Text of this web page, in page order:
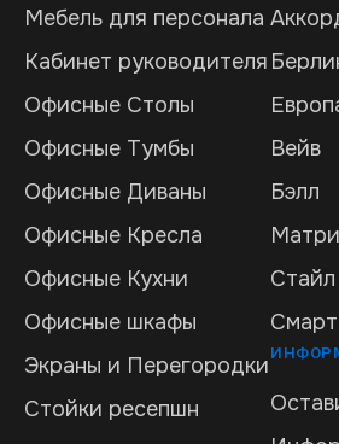
Мебель для персонала
Кабинет руководителя
Офисные Столы
Офисные Тумбы
Офисные Диваны
Офисные Кресла
Офисные Кухни
Офисные шкафы
Экраны и Перегородки
Стойки ресепшн
Вейв
Бэлл
Стайл
Смарт